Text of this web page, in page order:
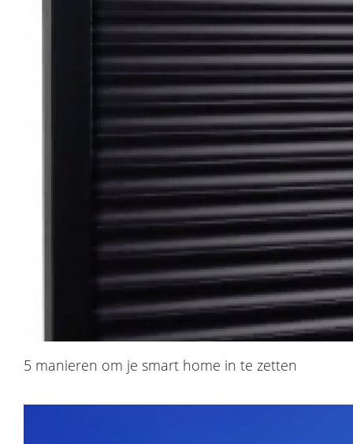
5 manieren om je smart home in te zetten